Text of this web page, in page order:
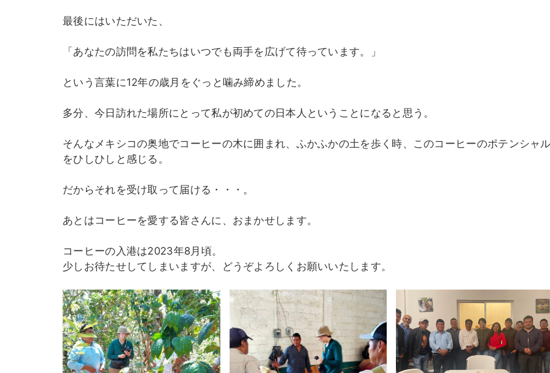
最後にはいただいた、
「あなたの訪問を私たちはいつでも両手を広げて待っています。」
という言葉に12年の歳月をぐっと噛み締めました。
多分、今日訪れた場所にとって私が初めての日本人ということになると思う。
そんなメキシコの奥地でコーヒーの木に囲まれ、ふかふかの土を歩く時、このコーヒーのポテンシャ
をひしひしと感じる。
だからそれを受け取って届ける・・・。
あとはコーヒーを愛する皆さんに、おまかせします。
コーヒーの入港は2023年8月頃。
少しお待たせしてしまいますが、どうぞよろしくお願いいたします。